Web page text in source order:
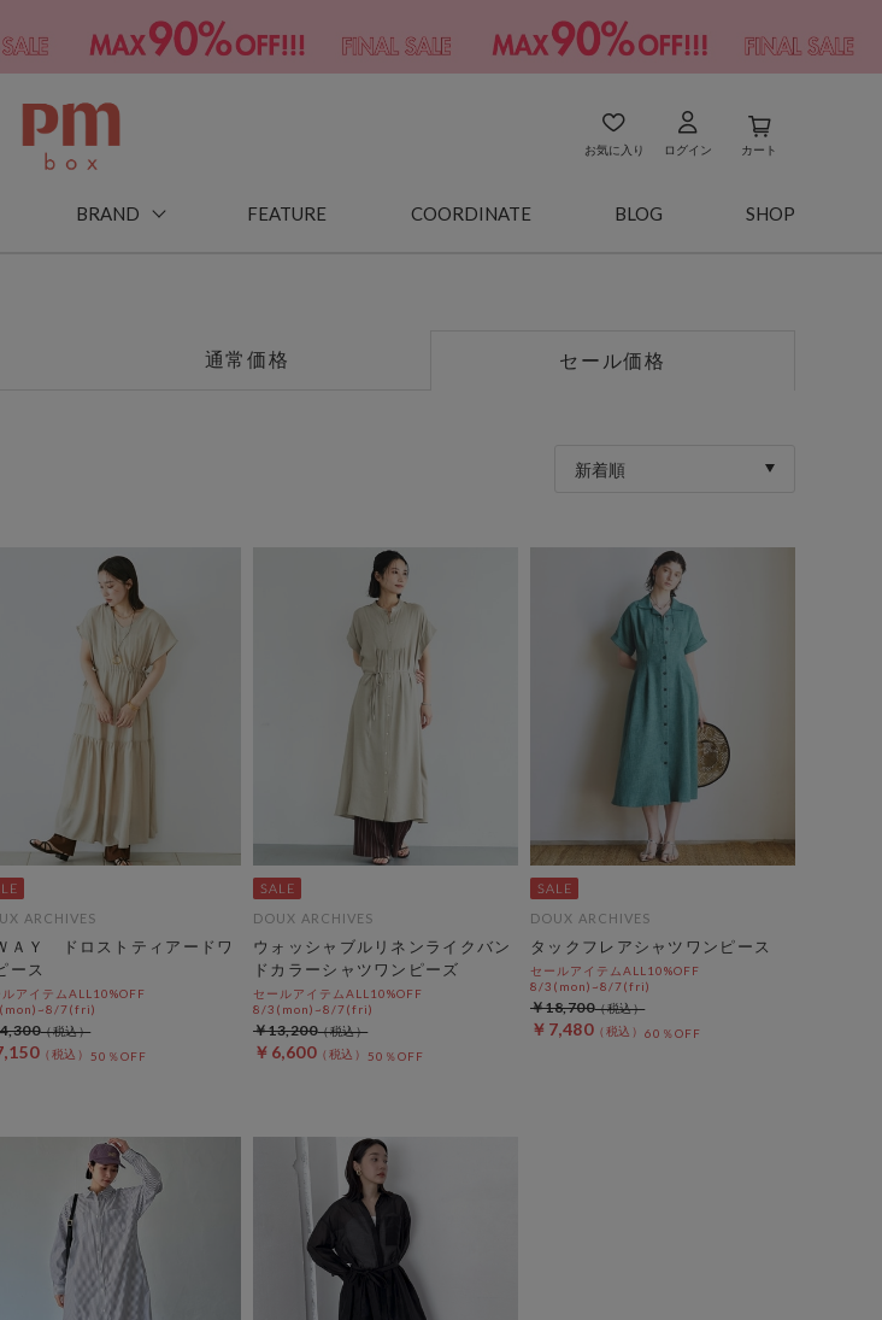
お気に入り ログイン カート
BRAND FEATURE COORDINATE BLOG SHOP
通常価格 セール価格
新着順
ARCHIVES
ＡＹ ドロストティアードワ
ース
ルアイテムALL10%OFF
7(fri)
50％OFF
DOUX ARCHIVES
ウォッシャブルリネンライクバン
ドカラーシャツワンピーズ
セールアイテムALL10%OFF
8/3(mon)~8/7(fri)
￥6,600 50％OFF
￥13,200
DOUX ARCHIVES
タックフレアシャツワンピース
セールアイテムALL10%OFF
8/3(mon)~8/7(fri)
￥7,480 60％OFF
￥18,700